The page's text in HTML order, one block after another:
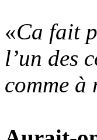
«Ca fait
l’un des
comme à